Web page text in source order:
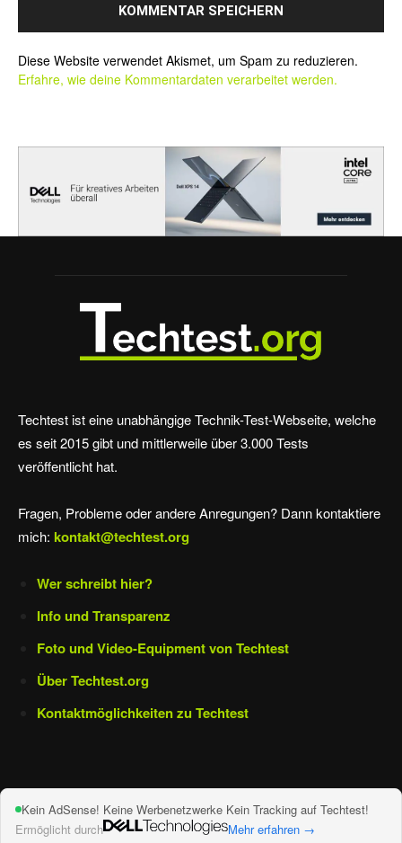
Diese Website verwendet Akismet, um Spam zu reduzieren.
Erfahre, wie deine Kommentardaten verarbeitet werden.
Techtest ist eine unabhängige Technik-Test-Webseite, welche
es seit 2015 gibt und mittlerweile über 3.000 Tests
veröffentlicht hat.
Fragen, Probleme oder andere Anregungen? Dann kontaktiere
mich: kontakt@techtest.org
Wer schreibt hier?
Info und Transparenz
Foto und Video-Equipment von Techtest
Über Techtest.org
Kontaktmöglichkeiten zu Techtest
Impressum und Datenschutz
Kein AdSense! Keine Werbenetzwerke Kein Tracking auf Techtest!
Ermöglicht durch
Mehr erfahren →